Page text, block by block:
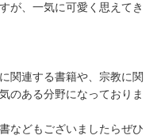
が、一気に可愛く思えてき
関連する書籍や、宗教に関
のある分野になっておりま
などもございましたらぜひ